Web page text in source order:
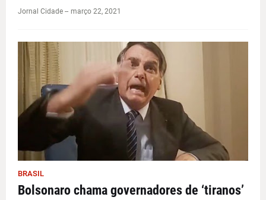
Jornal Cidade -- março 22, 2021
BRASIL
Bolsonaro chama governadores de ‘tiranos’